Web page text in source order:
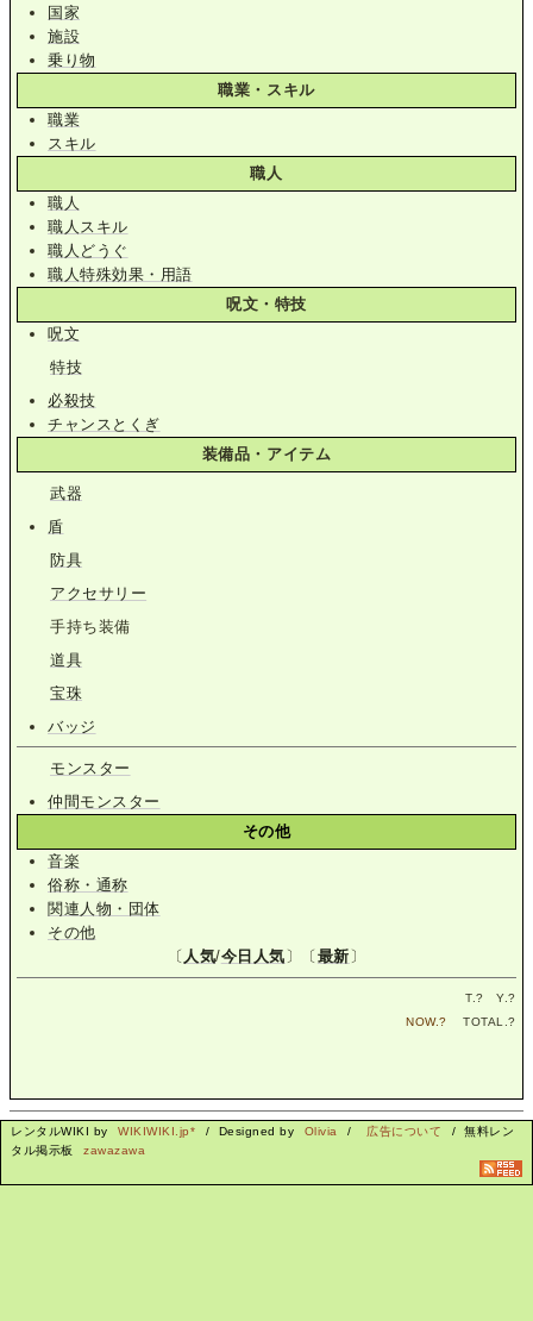
国家
施設
乗り物
職業・スキル
職業
スキル
職人
職人
職人スキル
職人どうぐ
職人特殊効果・用語
呪文・特技
呪文
特技
必殺技
チャンスとくぎ
装備品・アイテム
武器
盾
防具
アクセサリー
手持ち装備
道具
宝珠
バッジ
モンスター
仲間モンスター
その他
音楽
俗称・通称
関連人物・団体
その他
〔 人気/今日人気 〕〔 最新 〕
T.? Y.?
NOW.? TOTAL.?
レンタルWIKI by WIKIWIKI.jp* / Designed by Olivia / 広告について
/ 無料レン
タル掲示板
zawazawa